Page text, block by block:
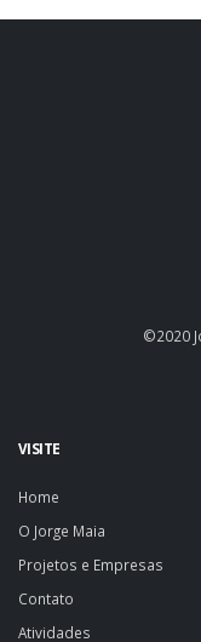
©2020
VISITE
Home
O Jorge Maia
Projetos e Empresas
Contato
Atividades